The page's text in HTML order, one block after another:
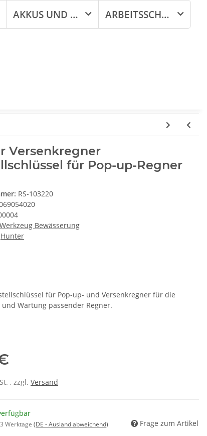
AKKUS UND LADEGERÄTE ARBEITSSCHUTZ
Versenkregner
für Pop-up-Regner
RS-103220
Werkzeug Bewässerung
Hunter
für Pop-up- und Versenkregner für die
Wartung passender Regner.
, zzgl. Versand
Werktage (DE - Ausland abweichend) Frage zum Artikel